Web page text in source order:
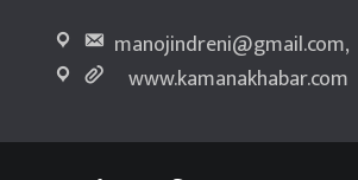
manojindreni@gmail.com,
www.kamanakhabar.com